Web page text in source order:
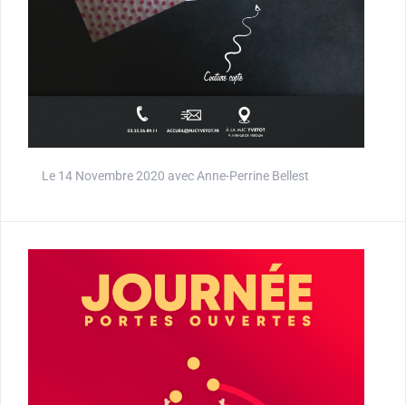
Le 14 Novembre 2020 avec Anne-Perrine Bellest